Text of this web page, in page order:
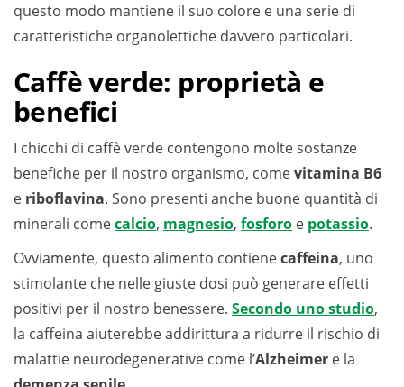
questo modo mantiene il suo colore e una serie di
caratteristiche organolettiche davvero particolari.
Caffè verde: proprietà e
benefici
I chicchi di caffè verde contengono molte sostanze
benefiche per il nostro organismo, comevitamina B6
e riboflavina. Sono presenti anche buone quantità di
minerali comecalcio, magnesio, fosforo e potassio.
Ovviamente, questo alimento contienecaffeina, uno
stimolante che nelle giuste dosi può generare effetti
positivi per il nostro benessere. Secondo uno studio,
la caffeina aiuterebbe addirittura a ridurre il rischio di
malattie neurodegenerative come l’Alzheimer e la